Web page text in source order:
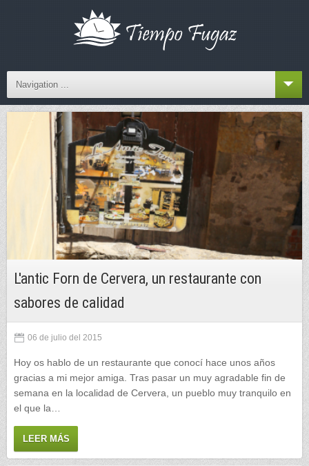
Navigation ...
L'antic Forn de Cervera, un restaurante con
sabores de calidad
06 de julio del 2015
Hoy os hablo de un restaurante que conocí hace unos años
gracias a mi mejor amiga. Tras pasar un muy agradable fin de
semana en la localidad de Cervera, un pueblo muy tranquilo en
el que la…
LEER MÁS